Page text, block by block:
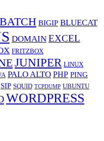
BATCH BIGIP BLUECAT
DOMAIN EXCEL
FRITZBOX
JUNIPER LINUX
PALO ALTO PHP PING
SIP SQUID TCPDUMP UBUNTU
WORDPRESS